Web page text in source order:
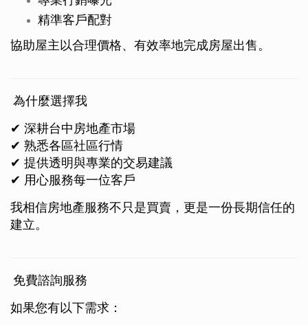
精準客戶配對
協助屋主以合理價格、有效率地完成房屋出售。
為什麼選擇我
✔ 深耕台中房地產市場
✔ 熟悉各區社區行情
✔ 提供透明與專業的交易建議
✔ 用心服務每一位客戶
我相信房地產服務不只是買賣，更是一份長期信任的
建立。
免費諮詢服務
如果您有以下需求：